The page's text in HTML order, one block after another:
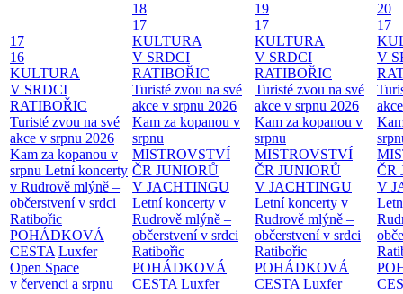
17
16
KULTURA
V SRDCI
RATIBOŘIC
Turisté zvou na své
akce v srpnu 2026
Kam za kopanou v
srpnu Letní koncerty
v Rudrově mlýně –
občerstvení v srdci
Ratibořic
POHÁDKOVÁ
CESTA Luxfer
Open Space
v červenci a srpnu
18
17
KULTURA
V SRDCI
RATIBOŘIC
Turisté zvou na své
akce v srpnu 2026
Kam za kopanou v
srpnu
MISTROVSTVÍ
ČR JUNIORŮ
V JACHTINGU
Letní koncerty v
Rudrově mlýně –
občerstvení v srdci
Ratibořic
POHÁDKOVÁ
CESTA Luxfer
19
17
KULTURA
V SRDCI
RATIBOŘIC
Turisté zvou na své
akce v srpnu 2026
Kam za kopanou v
srpnu
MISTROVSTVÍ
ČR JUNIORŮ
V JACHTINGU
Letní koncerty v
Rudrově mlýně –
občerstvení v srdci
Ratibořic
POHÁDKOVÁ
CESTA Luxfer
20
17
V
ČR
V